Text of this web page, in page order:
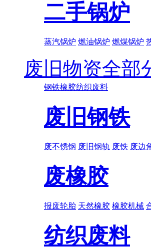
二手锅炉
蒸汽锅炉 燃油锅炉 燃煤锅炉
废旧物资全部
钢铁橡胶纺织废料
废旧钢铁
废不锈钢 废旧钢轨 废铁 废边
废橡胶
报废轮胎 天然橡胶 橡胶机械
纺织废料